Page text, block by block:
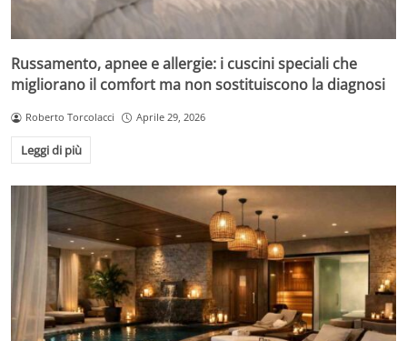
Russamento, apnee e allergie: i cuscini speciali che
migliorano il comfort ma non sostituiscono la diagnosi
Roberto Torcolacci Aprile 29, 2026
Leggi di più